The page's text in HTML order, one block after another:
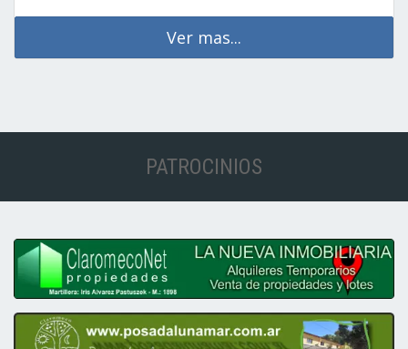
Ver mas...
PATROCINIOS